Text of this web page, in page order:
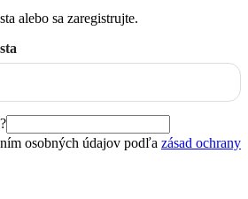
alebo sa zaregistrujte.
osobných údajov podľa zásad ochrany